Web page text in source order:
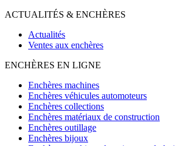
ACTUALITÉS & ENCHÈRES
Actualités
Ventes aux enchères
ENCHÈRES EN LIGNE
Enchères machines
Enchères véhicules automoteurs
Enchères collections
Enchères matériaux de construction
Enchères outillage
Enchères bijoux